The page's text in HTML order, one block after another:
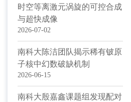
时空等离激元涡旋的可控合成
与超快成像
2026-07-02
南科大陈洁团队揭示稀有铍原
子核中幻数破缺机制
2026-06-15
南科大殷嘉鑫课题组发现配对